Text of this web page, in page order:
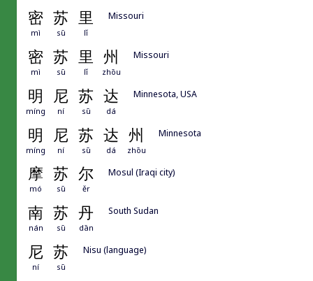
密 苏 里
mì sū lǐ
Missouri
密 苏 里 州
mì sū lǐ zhōu
Missouri
明 尼 苏 达
míng ní sū dá
Minnesota, USA
明 尼 苏 达 州
míng ní sū dá zhōu
Minnesota
摩 苏 尔
mó sū ěr
Mosul (Iraqi city)
南 苏 丹
nán sū dān
South Sudan
尼 苏
ní sū
Nisu (language)